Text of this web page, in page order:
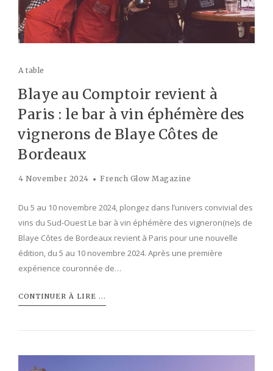
A table
Blaye au Comptoir revient à
Paris : le bar à vin éphémère des
vignerons de Blaye Côtes de
Bordeaux
4 November 2024 French Glow Magazine
Du 5 au 10 novembre 2024, plongez dans l’univers convivial des
vins du Sud-Ouest Le bar à vin éphémère des vigneron(ne)s de
Blaye Côtes de Bordeaux revient à Paris pour une nouvelle
édition, du 5 au 10 novembre 2024. Après une première
expérience couronnée de…
CONTINUER À LIRE ...